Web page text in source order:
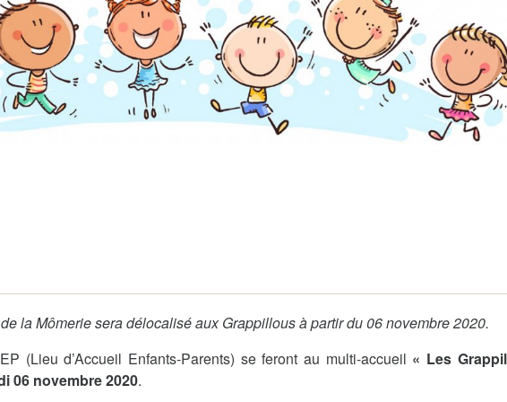
Demande de subvention
Demande d’autorisation de
Appels à projets
la Mômerie sera délocalisé aux Grappillous à partir du 06 novembre 2020.
(Lieu d’Accueil Enfants-Parents) se feront au multi-accueil « Les
06 novembre 2020.